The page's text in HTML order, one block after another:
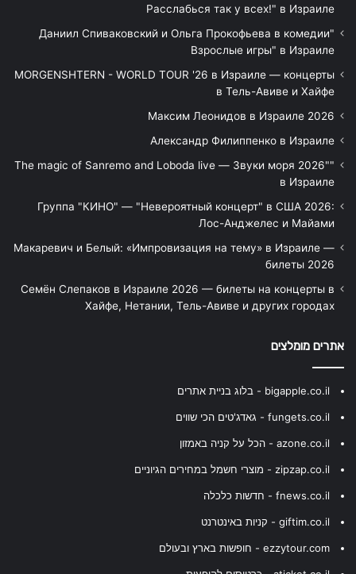
Расслабься так у всех!" в Израиле
"Даниил Спиваковский и Ольга Прокофьева в комедии
Взрослые игры" в Израиле
MORGENSHTERN - WORLD TOUR '26 в Израиле — концерты
в Тель-Авиве и Хайфе
Максим Леонидов в Израиле 2026
Александр Филиппенко в Израиле
"The magic of Sanremo and Loboda live — Звуки моря 2026"
в Израиле
Группа "КИНО" — "Невероятный концерт" в США 2026:
Лос-Анджелес и Майами
Макаревич и Белый: «Импровизация на тему» в Израиле —
билеты 2026
Семён Слепаков в Израиле 2026 — билеты на концерты в
Хайфе, Нетании, Тель-Авиве и других городах
אתרים מומלצים
bigapple.co.il - בלוג בניית אתרים
fungets.co.il - גאדג'טים הכי שווים
azone.co.il - הכל על קניה באמזון
zipzap.co.il - מוצרי חשמל במחירים הגיוניים
fnews.co.il - חדשות כלכלה
giftim.co.il - קניות באינטרנט
ezzytour.com - חופשות בארץ ובעולם